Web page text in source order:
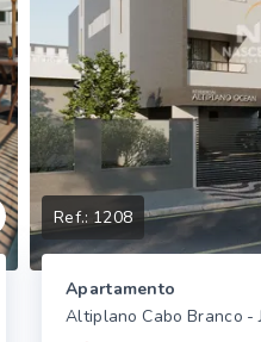
Ref.: 1208
Apartamento
Altiplano Cabo Branco -